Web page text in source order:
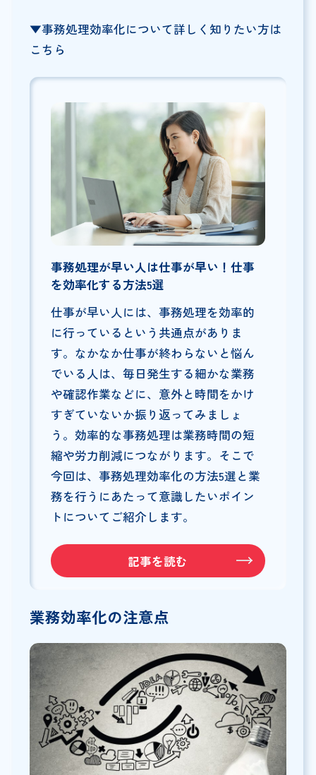
▼事務処理効率化について詳しく知りたい方は
こちら
記事を読む
事務処理が早い人は仕事が早い！仕事
を効率化する方法5選
仕事が早い人には、事務処理を効率的
に行っているという共通点がありま
す。なかなか仕事が終わらないと悩ん
でいる人は、毎日発生する細かな業務
や確認作業などに、意外と時間をかけ
すぎていないか振り返ってみましょ
う。効率的な事務処理は業務時間の短
縮や労力削減につながります。そこで
今回は、事務処理効率化の方法5選と業
務を行うにあたって意識したいポイン
トについてご紹介します。
業務効率化の注意点